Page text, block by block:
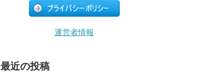
運営者情報
最近の投稿